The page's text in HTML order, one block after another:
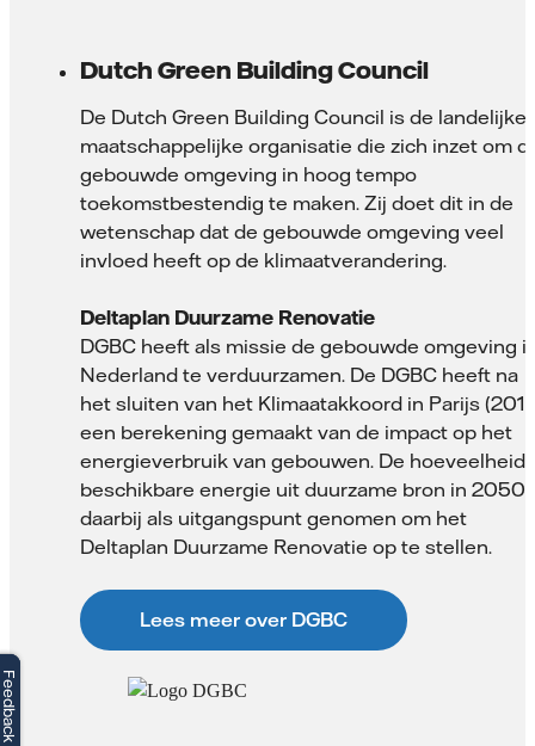
Dutch Green Building Council
De Dutch Green Building Council is de landelijke
maatschappelijke organisatie die zich inzet om
gebouwde omgeving in hoog tempo
toekomstbestendig te maken. Zij doet dit in de
wetenschap dat de gebouwde omgeving veel
invloed heeft op de klimaatverandering.
Deltaplan Duurzame Renovatie
DGBC heeft als missie de gebouwde omgeving
Nederland te verduurzamen. De DGBC heeft na
het sluiten van het Klimaatakkoord in Parijs
een berekening gemaakt van de impact op het
energieverbruik van gebouwen. De hoeveelheid
beschikbare energie uit duurzame bron in 2050
daarbij als uitgangspunt genomen om het
Deltaplan Duurzame Renovatie op te stellen.
Lees meer over DGBC
Feedback
Feedback